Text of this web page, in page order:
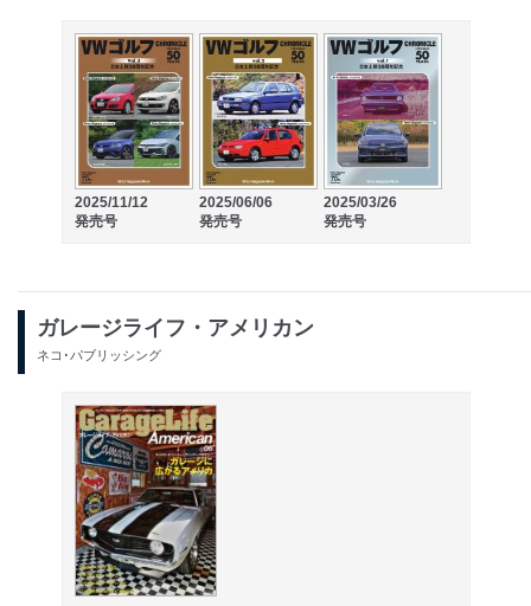
2025/11/12
発売号
2025/06/06
発売号
2025/03/26
発売号
ガレージライフ・アメリカン
ネコ･パブリッシング